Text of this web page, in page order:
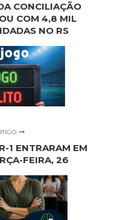
CONCILIAÇÃO
COM 4,8 MIL
NO RS
1 ENTRARAM EM
FEIRA, 26